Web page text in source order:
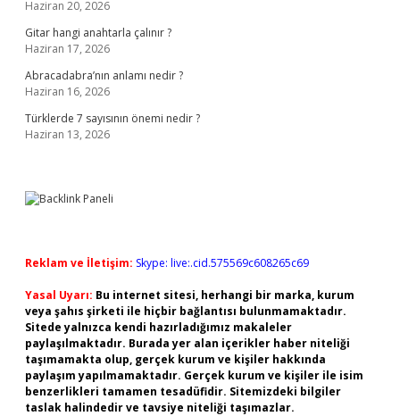
Haziran 20, 2026
Gitar hangi anahtarla çalınır ?
Haziran 17, 2026
Abracadabra’nın anlamı nedir ?
Haziran 16, 2026
Türklerde 7 sayısının önemi nedir ?
Haziran 13, 2026
Reklam ve İletişim: Skype: live:.cid.575569c608265c69
Yasal Uyarı: Bu internet sitesi, herhangi bir marka, kurum
veya şahıs şirketi ile hiçbir bağlantısı bulunmamaktadır.
Sitede yalnızca kendi hazırladığımız makaleler
paylaşılmaktadır. Burada yer alan içerikler haber niteliği
taşımamakta olup, gerçek kurum ve kişiler hakkında
paylaşım yapılmamaktadır. Gerçek kurum ve kişiler ile isim
benzerlikleri tamamen tesadüfidir. Sitemizdeki bilgiler
taslak halindedir ve tavsiye niteliği taşımazlar.